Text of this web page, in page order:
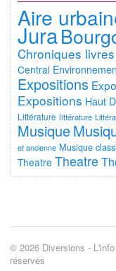
Aire
Jura
Chroniques livres
Central
Expositions
Expositions Haut
Littérature littérature
Musique
et ancienne Musique
Theatre Theatre
© 2026 Diversions -
réservés